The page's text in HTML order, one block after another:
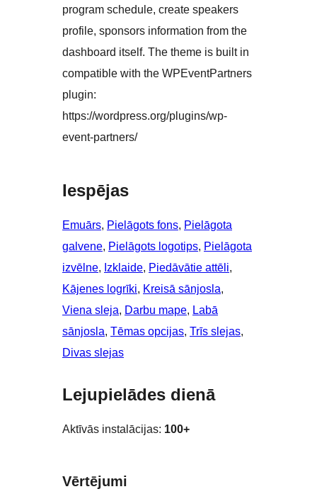
program schedule, create speakers
profile, sponsors information from the
dashboard itself. The theme is built in
compatible with the WPEventPartners
plugin:
https://wordpress.org/plugins/wp-
event-partners/
Iespējas
Emuārs, Pielāgots fons, Pielāgota
galvene, Pielāgots logotips, Pielāgota
izvēlne, Izklaide, Piedāvātie attēli
Kājenes logrīki, Kreisā sānjosla
Viena sleja, Darbu mape, Labā
sānjosla, Tēmas opcijas, Trīs slejas
Divas slejas
Lejupielādes dienā
Aktīvās instalācijas: 100+
Vērtējumi